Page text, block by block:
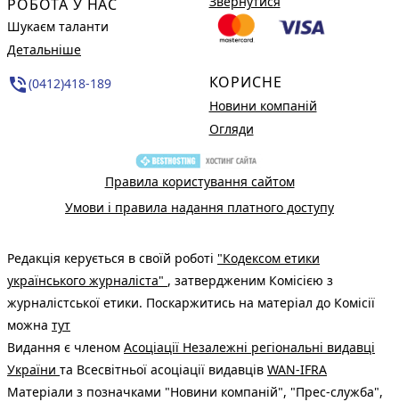
РОБОТА У НАС
Шукаєм таланти
Детальніше
phone_in_talk(0412)418-189 КОРИСНЕ
Новини компаній
Огляди
Правила користування сайтом
Умови і правила надання платного доступу
Редакція керується в своїй роботі "Кодексом етики
українського журналіста" , затвердженим Комісією з
журналістської етики. Поскаржитись на матеріал до Комісії
можна тут
Видання є членом Асоціації Незалежні регіональні видавці
України та Всесвітньої асоціації видавців WAN-IFRA
Матеріали з позначками "Новини компаній", "Прес-служба",